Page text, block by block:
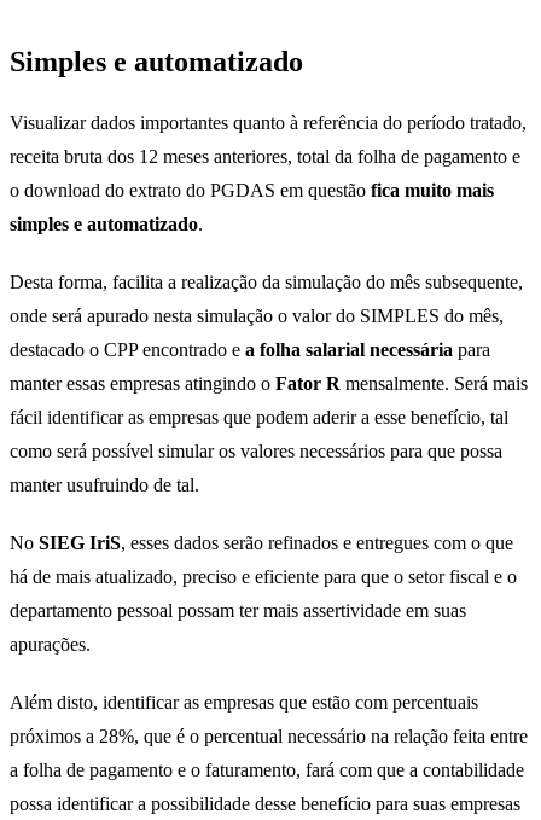
Simples e automatizado
Visualizar dados importantes quanto à referência do período tratado,
receita bruta dos 12 meses anteriores, total da folha de pagamento e
o download do extrato do PGDAS em questão fica muito mais
simples e automatizado.
Desta forma, facilita a realização da simulação do mês subsequente,
onde será apurado nesta simulação o valor do SIMPLES do mês,
destacado o CPP encontrado e a folha salarial necessária para
manter essas empresas atingindo o Fator R mensalmente. Será mais
fácil identificar as empresas que podem aderir a esse benefício, tal
como será possível simular os valores necessários para que possa
manter usufruindo de tal.
No SIEG IriS, esses dados serão refinados e entregues com o que
há de mais atualizado, preciso e eficiente para que o setor fiscal e o
departamento pessoal possam ter mais assertividade em suas
apurações.
Além disto, identificar as empresas que estão com percentuais
próximos a 28%, que é o percentual necessário na relação feita entre
a folha de pagamento e o faturamento, fará com que a contabilidade
possa identificar a possibilidade desse benefício para suas empresas